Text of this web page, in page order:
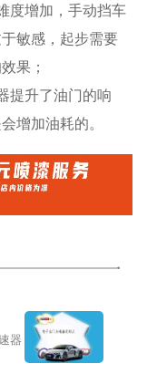
度增加，手动挡车
敏感，起步需要
果；
提升了油门的响
增加油耗的。
器